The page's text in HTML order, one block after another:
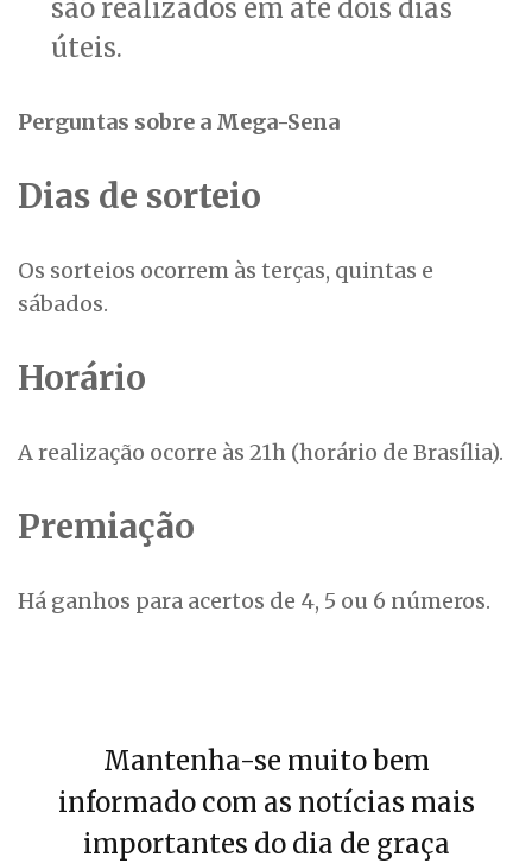
são realizados em até dois dias
úteis.
Perguntas sobre a Mega-Sena
Dias de sorteio
Os sorteios ocorrem às terças, quintas e
sábados.
Horário
A realização ocorre às 21h (horário de Brasília).
Premiação
Há ganhos para acertos de 4, 5 ou 6 números.
Mantenha-se muito bem
informado com as notícias mais
importantes do dia de graça